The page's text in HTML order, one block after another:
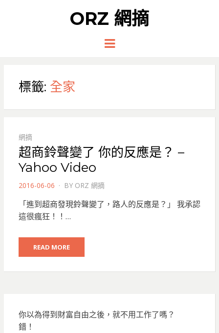
ORZ 網摘
Menu
標籤: 全家
網摘
超商鈴聲變了 你的反應是？ –
Yahoo Video
POSTED
2016-06-06 BY ORZ 網摘
「進到超商發現鈴聲變了，路人的反應是？」 我承認
這很瘋狂！！…
READ MORE
你以為得到財富自由之後，就不用工作了嗎？
錯！